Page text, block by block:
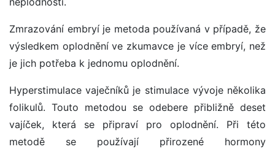
Zmrazování embryí je metoda používaná v případě, že
výsledkem oplodnění ve zkumavce je více embryí, než
je jich potřeba k jednomu oplodnění.
Hyperstimulace vaječníků je stimulace vývoje několika
folikulů. Touto metodou se odebere přibližně deset
vajíček, která se připraví pro oplodnění. Při této
metodě se používají přirozené hormony